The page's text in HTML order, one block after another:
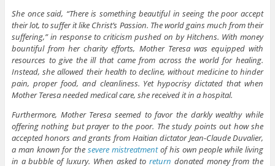
She once said, “There is something beautiful in seeing the poor accept
their lot, to suffer it like Christ’s Passion. The world gains much from their
suffering,” in response to criticism pushed on by Hitchens. With money
bountiful from her charity efforts, Mother Teresa was equipped with
resources to give the ill that came from across the world for healing.
Instead, she allowed their health to decline, without medicine to hinder
pain, proper food, and cleanliness. Yet hypocrisy dictated that when
Mother Teresa needed medical care, she received it in a hospital.
Furthermore, Mother Teresa seemed to favor the darkly wealthy while
offering nothing but prayer to the poor. The study points out how she
accepted honors and grants from Haitian dictator Jean-Claude Duvalier,
a man known for thesevere mistreatmentof his own people while living
in a bubble of luxury. When asked toreturn donated money from the